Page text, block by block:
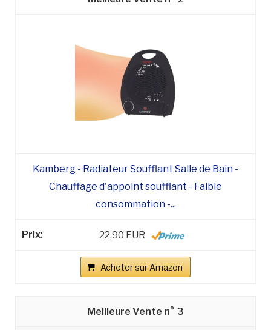
Kamberg - Radiateur Soufflant Salle de Bain -
Chauffage d'appoint soufflant - Faible
consommation -...
22,90 EUR
Acheter sur Amazon
3